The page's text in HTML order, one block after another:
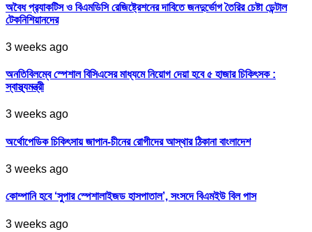
অবৈধ প্র‍্যাকটিস ও বিএমডিসি রেজিষ্ট্রেশনের দাবিতে জনদুর্ভোগ তৈরির চেষ্টা ডেন্টাল
টেকনিশিয়ানদের
3 weeks ago
অনতিবিলম্বে স্পেশাল বিসিএসের মাধ্যমে নিয়োগ দেয়া হবে ৫ হাজার চিকিৎসক :
স্বাস্থ্যমন্ত্রী
3 weeks ago
অর্থোপেডিক চিকিৎসায় জাপান-চীনের রোগীদের আস্থার ঠিকানা বাংলাদেশ
3 weeks ago
কোম্পানি হবে ‘সুপার স্পেশালাইজড হাসপাতাল’, সংসদে বিএমইউ বিল পাস
3 weeks ago